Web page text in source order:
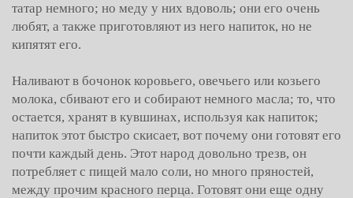
татар немного; но меду у них вдоволь; они его очень
любят, а также приготовляют из него напиток, но не
кипятят его.
Наливают в бочонок коровьего, овечьего или козьего
молока, сбивают его и собирают немного масла; то, что
остается, хранят в кувшинах, используя как напиток;
напиток этот быстро скисает, вот почему они готовят его
почти каждый день. Этот народ довольно трезв, он
потребляет с пищей мало соли, но много пряностей,
между прочим красного перца. Готовят они еще одну